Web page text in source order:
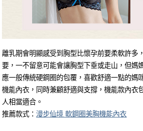
離乳期會明顯感受到胸型比懷孕前要柔軟許多
要，一不留意可能會讓胸型下垂或走山，但媽
應一般傳統硬鋼圈的包覆，喜歡舒適一點的媽
機能內衣，同時兼顧舒適與支撐，機能款內衣
人相當適合。
推薦款式：漫步仙境 軟鋼圈美胸機能內衣